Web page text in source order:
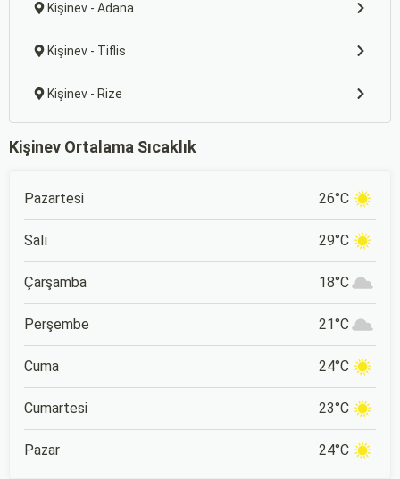
Kişinev - Adana
Kişinev - Tiflis
Kişinev - Rize
Kişinev Ortalama Sıcaklık
Pazartesi 26°C
Salı 29°C
Çarşamba 18°C
Perşembe 21°C
Cuma 24°C
Cumartesi 23°C
Pazar 24°C